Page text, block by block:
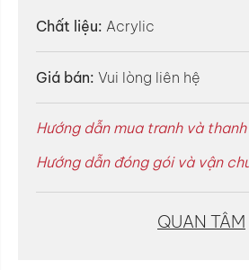
Chất liệu: Acrylic
Giá bán: Vui lòng liên hệ
Hướng dẫn mua tranh và
Hướng dẫn đóng gói và vận
QUAN TÂM